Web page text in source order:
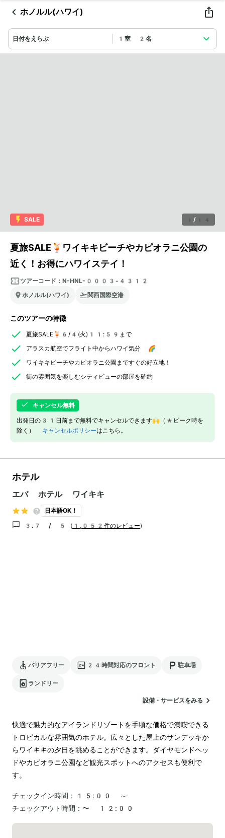
ホノルル(ハワイ)
日付をえらぶ 1室 2名
1 / 14
SALE
夏旅SALE🍹ワイキキビーチやカピオラニ公園の
近く！お得にハワイステイ！
ツアーコード： N-HNL-0003-4312
ホノルル(ハワイ)
関西国際空港
このツアーの特徴
夏旅SALE🍹6/4(火)11:59まで
アラスカ航空でフライト中からハワイ気分 🌈
ワイキキビーチやカピオラニ公園まですぐの好立地！
街の雰囲気を楽しむシティビューの部屋を確約
キャンセル無料
出発日の31日前まで無料でキャンセルできます🙌（*ピーク時を
除く） キャンセルポリシーはこちら。
ホテル
エバ ホテル ワイキキ
日本語OK！
3.7 / 5 ( 1,052件のレビュー)
バリアフリー 24時間対応のフロント 駐車場
ランドリー
設備・サービスをみる
快適で魅力的なアイランドリゾートを手頃な価格で満喫できる
トロピカルな雰囲気のホテル。広々とした屋上のサンデッキか
らワイキキの夕日を眺めることができます。ダイヤモンドヘッ
ドやカピオラニ公園など観光スポットへのアクセスも便利で
す。
チェックイン時間：
15:00 ～
チェックアウト時間： 〜 12:00